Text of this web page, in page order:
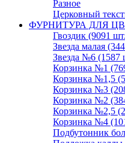
Разное
Церковный
ФУРНИТУРА ДЛЯ
Гвоздик (9091
Звезда малая
Звезда №6 (1587
Корзинка №1
Корзинка №1,5
Корзинка №3
Корзинка №2
Корзинка №2,5
Корзинка №4
Подбутонник